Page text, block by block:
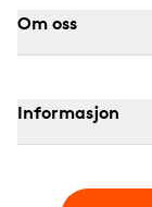
Om oss
Informasjon